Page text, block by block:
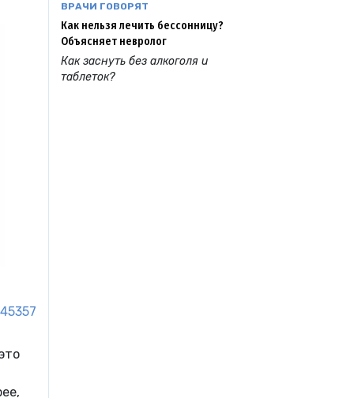
45357
ВРАЧИ ГОВОРЯТ
Как нельзя лечить бессонницу?
Объясняет невролог
Как заснуть без алкоголя и
таблеток?